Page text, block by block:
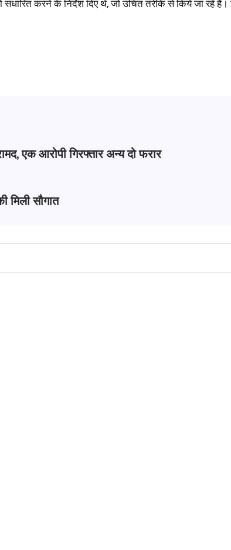
करने के निर्देश दिए थे, जो उचित तरीके से किये जा रहे
एक आरोपी गिरफ्तार अन्य दो फरार
मिली सौगात